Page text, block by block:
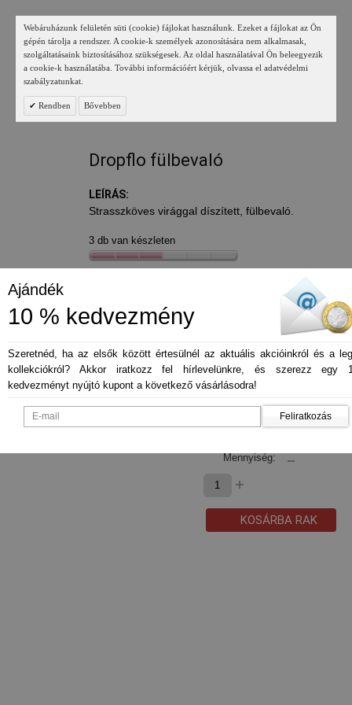
Webáruházunk felületén süti (cookie) fájlokat használunk. Ezeket a fájlokat az Ön
gépén tárolja a rendszer. A cookie-k személyek azonosítására nem alkalmasak,
szolgáltatásaink biztosításához szükségesek. Az oldal használatával Ön beleegyezik
a cookie-k használatába. További információért kérjük, olvassa el adatvédelmi
szabályzatunkat.
Rendben Bővebben
Dropflo fülbevaló
LEÍRÁS:
Strasszköves virággal díszített, fülbevaló.
3 db van készleten
* Szín - mustársárga
* Válassz és kattints!
Mennyiség:
KOSÁRBA RAK
Ajándék
10 % kedvezmény
Szeretnéd, ha az elsők között értesülnél az aktuális akcióinkról és a
kollekciókról? Akkor iratkozz fel hírlevelünkre, és szerezz egy
kedvezményt nyújtó kupont a következő vásárlásodra!
Feliratkozás